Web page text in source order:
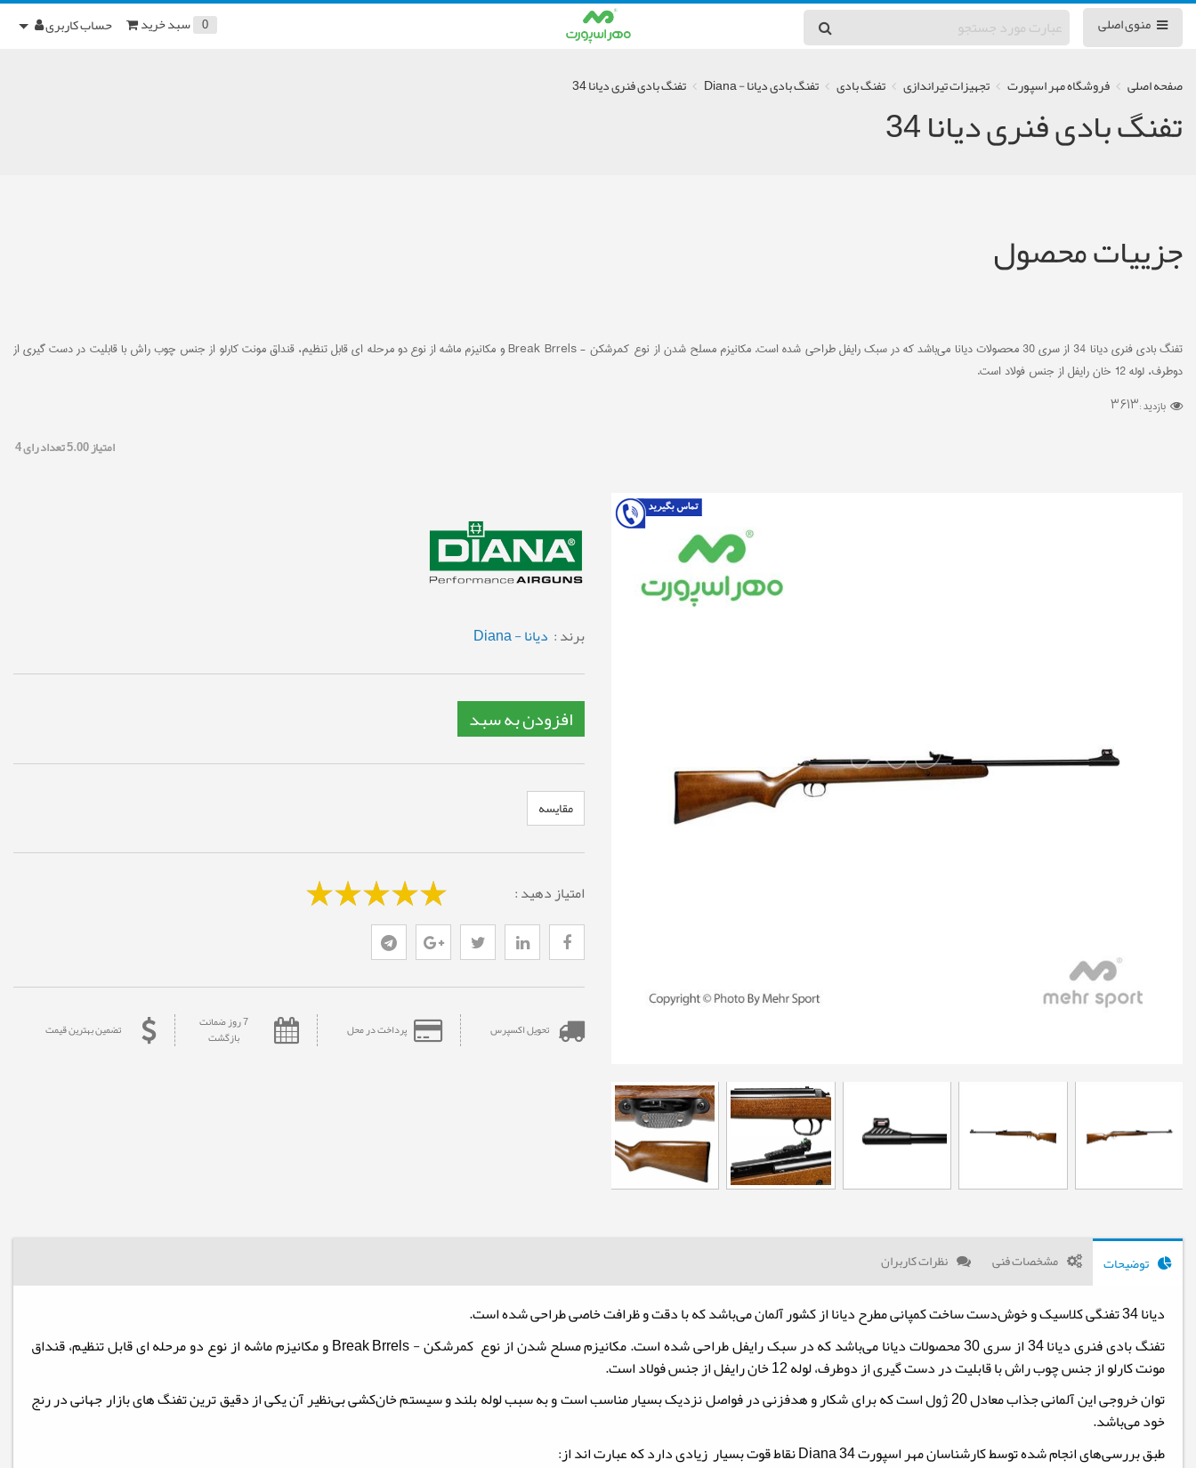
منوی اصلی حساب کاربری 0 سبد خرید
صفحه اصلی فروشگاه مهر اسپورت تجهیزات تیراندازی تفنگ بادی تفنگ بادی دیانا - Diana تفنگ بادی فنری دیانا 34
تفنگ بادی فنری دیانا 34
جزییات محصول
تفنگ بادی فنری دیانا 34 از سری 30 محصولات دیانا می‌باشد که در سبک رایفل طراحی شده است. مکانیزم مسلح شدن از نوع کمرشکن - Break Brrels و مکانیزم ماشه از نوع دو مرحله ای قابل تنظیم، قنداق مونت کارلو از جنس چوب راش با قابلیت در دست گیری از
دوطرف، لوله 12 خان رایفل از جنس فولاد است.
بازدید :3613
امتیاز5.00تعداد رای4
برند : دیانا - Diana
افزودن به سبد
مقایسه
امتیاز دهید :
تحویل اکسپرس پرداخت در محل 7 روز ضمانت
بازگشت تضمین بهترین قیمت
توضیحات مشخصات فنی نظرات کاربران
دیانا 34 تفنگی کلاسیک و خوش‌دست ساخت کمپانی مطرح دیانا از کشور آلمان می‌باشد که با دقت و ظرافت خاصی طراحی شده است.
تفنگ بادی فنری دیانا 34 از سری 30 محصولات دیانا می‌باشد که در سبک رایفل طراحی شده است. مکانیزم مسلح شدن از نوع کمرشکن - Break Brrels و مکانیزم ماشه از نوع دو مرحله ای قابل تنظیم، قنداق
مونت کارلو از جنس چوب راش با قابلیت در دست گیری از دوطرف، لوله 12 خان رایفل از جنس فولاد است.
توان خروجی این آلمانی جذاب معادل 20 ژول است که برای شکار و هدفزنی در فواصل نزدیک بسیار مناسب است و به سبب لوله بلند و سیستم خان‌کشی بی‌نظیر آن یکی از دقیق ترین تفنگ های بازار جهانی در رنج
خود می‌باشد.
طبق بررسی‌های انجام شده توسط کارشناسان مهر اسپورتDiana 34نقاط قوت بسیار زیادی دارد که عبارت اند از: